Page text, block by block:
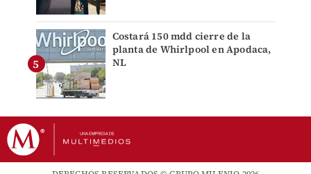
Costará 150 mdd cierre de la
planta de Whirlpool en Apodaca,
NL